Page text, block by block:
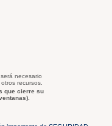
necesario
recursos.
que cierre su